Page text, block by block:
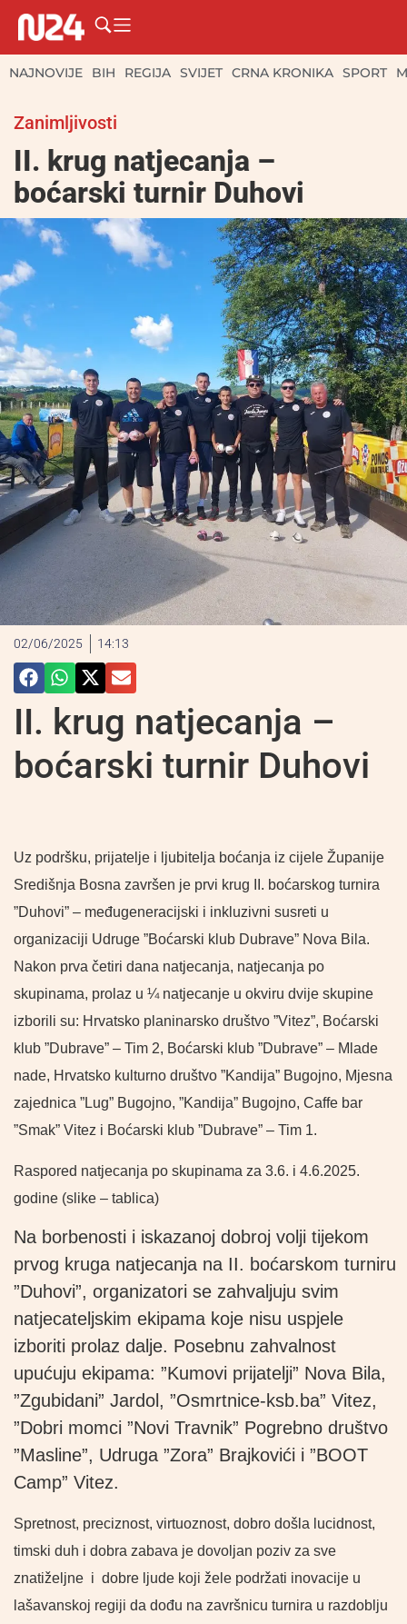
NAJNOVIJE BIH REGIJA SVIJET CRNA KRONIKA SPORT
Zanimljivosti
II. krug natjecanja –
boćarski turnir Duhovi
02/06/2025 14:13
II. krug natjecanja –
boćarski turnir Duhovi
Uz podršku, prijatelje i ljubitelja boćanja iz cijele Županije
Središnja Bosna završen je prvi krug II. boćarskog turnira
”Duhovi” – međugeneracijski i inkluzivni susreti u
organizaciji Udruge ”Boćarski klub Dubrave” Nova Bila.
Nakon prva četiri dana natjecanja, natjecanja po
skupinama, prolaz u ¼ natjecanje u okviru dvije skupine
izborili su: Hrvatsko planinarsko društvo ”Vitez”, Boćarski
klub ”Dubrave” – Tim 2, Boćarski klub ”Dubrave” – Mlade
nade, Hrvatsko kulturno društvo ”Kandija” Bugojno, Mjesna
zajednica ”Lug” Bugojno, ”Kandija” Bugojno, Caffe bar
”Smak” Vitez i Boćarski klub ”Dubrave” – Tim 1.
Raspored natjecanja po skupinama za 3.6. i 4.6.2025.
godine (slike – tablica)
Na borbenosti i iskazanoj dobroj volji tijekom
prvog kruga natjecanja na II. boćarskom turniru
”Duhovi”, organizatori se zahvaljuju svim
natjecateljskim ekipama koje nisu uspjele
izboriti prolaz dalje. Posebnu zahvalnost
upućuju ekipama: ”Kumovi prijatelji” Nova Bila,
”Zgubidani” Jardol, ”Osmrtnice-ksb.ba” Vitez,
”Dobri momci ”Novi Travnik” Pogrebno društvo
”Masline”, Udruga ”Zora” Brajkovići i ”BOOT
Camp” Vitez.
Spretnost, preciznost, virtuoznost, dobro došla lucidnost,
timski duh i dobra zabava je dovoljan poziv za sve
znatiželjne i dobre ljude koji žele podržati inovacije u
lašavanskoj regiji da dođu na završnicu turnira u razdoblju